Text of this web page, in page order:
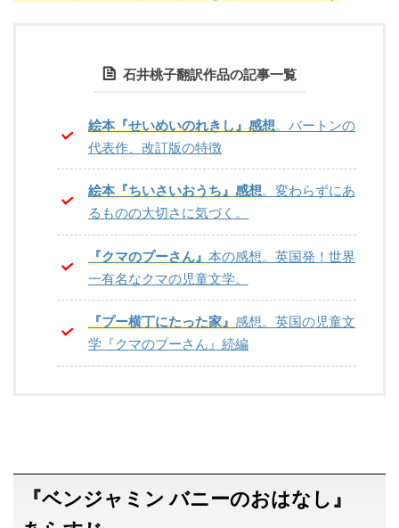
石井桃子翻訳作品の記事一覧
絵本『せいめいのれきし』感想。バートンの
代表作、改訂版の特徴
絵本『ちいさいおうち』感想。変わらずにあ
るものの大切さに気づく。
『クマのプーさん』本の感想。英国発！世界
一有名なクマの児童文学。
『プー横丁にたった家』感想。英国の児童文
学『クマのプーさん』続編
『ベンジャミン バニーのおはなし』